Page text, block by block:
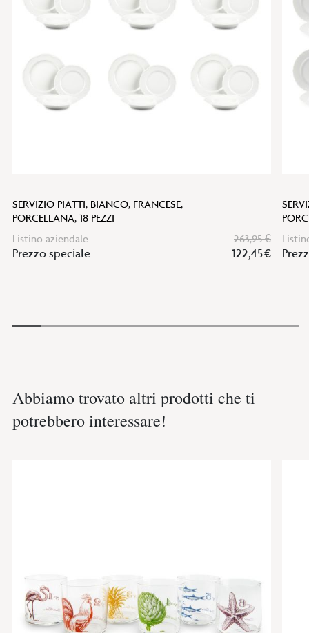
SERVIZIO PIATTI, BIANCO, FRANCESE,
PORCELLANA, 18 PEZZI
Listino aziendale
263,95 €
Prezzo speciale 122,45 €
Abbiamo trovato altri prodotti che ti
potrebbero interessare!